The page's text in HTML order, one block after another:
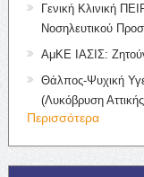
Γενική Κλινική
Νοσηλευτικού
ΑμΚΕ ΙΑΣΙΣ:
Θάλπος-Ψυχική
(Λυκόβρυση
Περισσότερα